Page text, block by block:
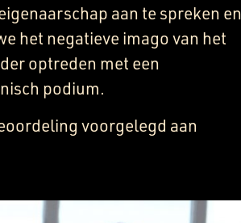
aan te spreken en
het negatieve imago van het
optreden met een
podium.
voorgelegd aan